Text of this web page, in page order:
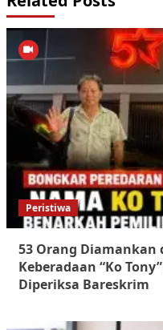
Peristiwa
53 Orang Diamankan
Keberadaan “Ko
Diperiksa Bareskrim